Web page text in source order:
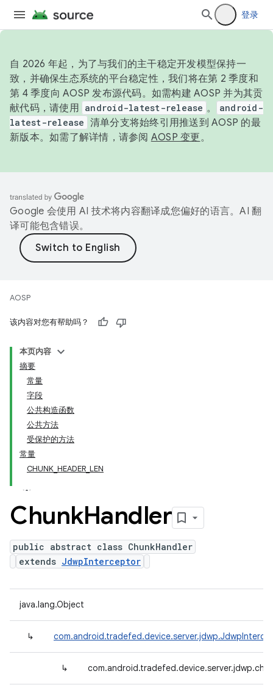
登录
自 2026 年起，为了与我们的主干稳定开发模型保持一
致，并确保生态系统的平台稳定性，我们将在第 2 季度和
第 4 季度向 AOSP 发布源代码。如需构建 AOSP 并为其贡
献代码，请使用 android-latest-release 。
android-
latest-release 清单分支将始终引用推送到 AOSP 的最
新版本。如需了解详情，请参阅 AOSP 变更。
Google 会使用 AI 技术将内容翻译成您偏好的语言。AI 翻
译可能包含错误。
AOSP
该内容对您有帮助吗？
本页内容
摘要
常量
字段
公共构造函数
公共方法
受保护的方法
常量
CHUNK_HEADER_LEN
ChunkHandler
public abstract class ChunkHandler
extends JdwpInterceptor
java.lang.Object
↳
↳